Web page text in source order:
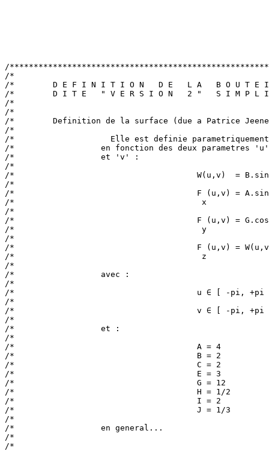
/
/*
/*        D E F I N I T I O N   D E   L A   B O
/*        D I T E   " V E R S I O N   2 "   S
/*
/*
/*        Definition de la surface (due a Patrice
/*
/*                    Elle est definie
/*                  en fonction des deux
/*                  et 'v' :
/*
/*                                      W(u,v)  =
/*
/*                                      F (u,v) =
/*                                       x
/*
/*                                      F (u,v) =
/*                                       y
/*
/*                                      F (u,v) =
/*                                       z
/*
/*                  avec :
/*
/*                                      u ∈ [ -pi,
/*
/*                                      v ∈ [ -pi,
/*
/*                  et :
/*
/*                                      A = 4
/*                                      B = 2
/*                                      C = 2
/*                                      E = 3
/*                                      G = 12
/*                                      H = 1/2
/*                                      I = 2
/*                                      J = 1/3
/*
/*                  en general...
/*
/*